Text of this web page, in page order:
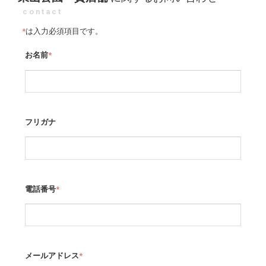
contact
*は入力必須項目です。
お名前*
フリガナ
電話番号*
メールアドレス*